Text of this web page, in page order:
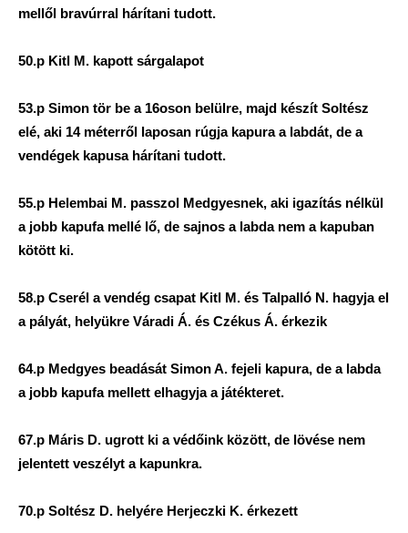
mellől bravúrral hárítani tudott.
50.p Kitl M. kapott sárgalapot
53.p Simon tör be a 16oson belülre, majd készít Soltész
elé, aki 14 méterről laposan rúgja kapura a labdát, de a
vendégek kapusa hárítani tudott.
55.p Helembai M. passzol Medgyesnek, aki igazítás nélkül
a jobb kapufa mellé lő, de sajnos a labda nem a kapuban
kötött ki.
58.p Cserél a vendég csapat Kitl M. és Talpalló N. hagyja el
a pályát, helyükre Váradi Á. és Czékus Á. érkezik
64.p Medgyes beadását Simon A. fejeli kapura, de a labda
a jobb kapufa mellett elhagyja a játékteret.
67.p Máris D. ugrott ki a védőink között, de lövése nem
jelentett veszélyt a kapunkra.
70.p Soltész D. helyére Herjeczki K. érkezett